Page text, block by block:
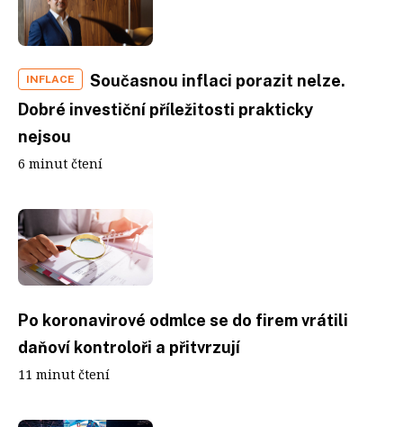
INFLACE
Současnou inflaci porazit nelze.
Dobré investiční příležitosti prakticky
nejsou
6 minut čtení
Po koronavirové odmlce se do firem vrátili
daňoví kontroloři a přitvrzují
11 minut čtení